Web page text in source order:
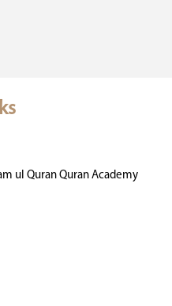
ul Quran Quran Academy